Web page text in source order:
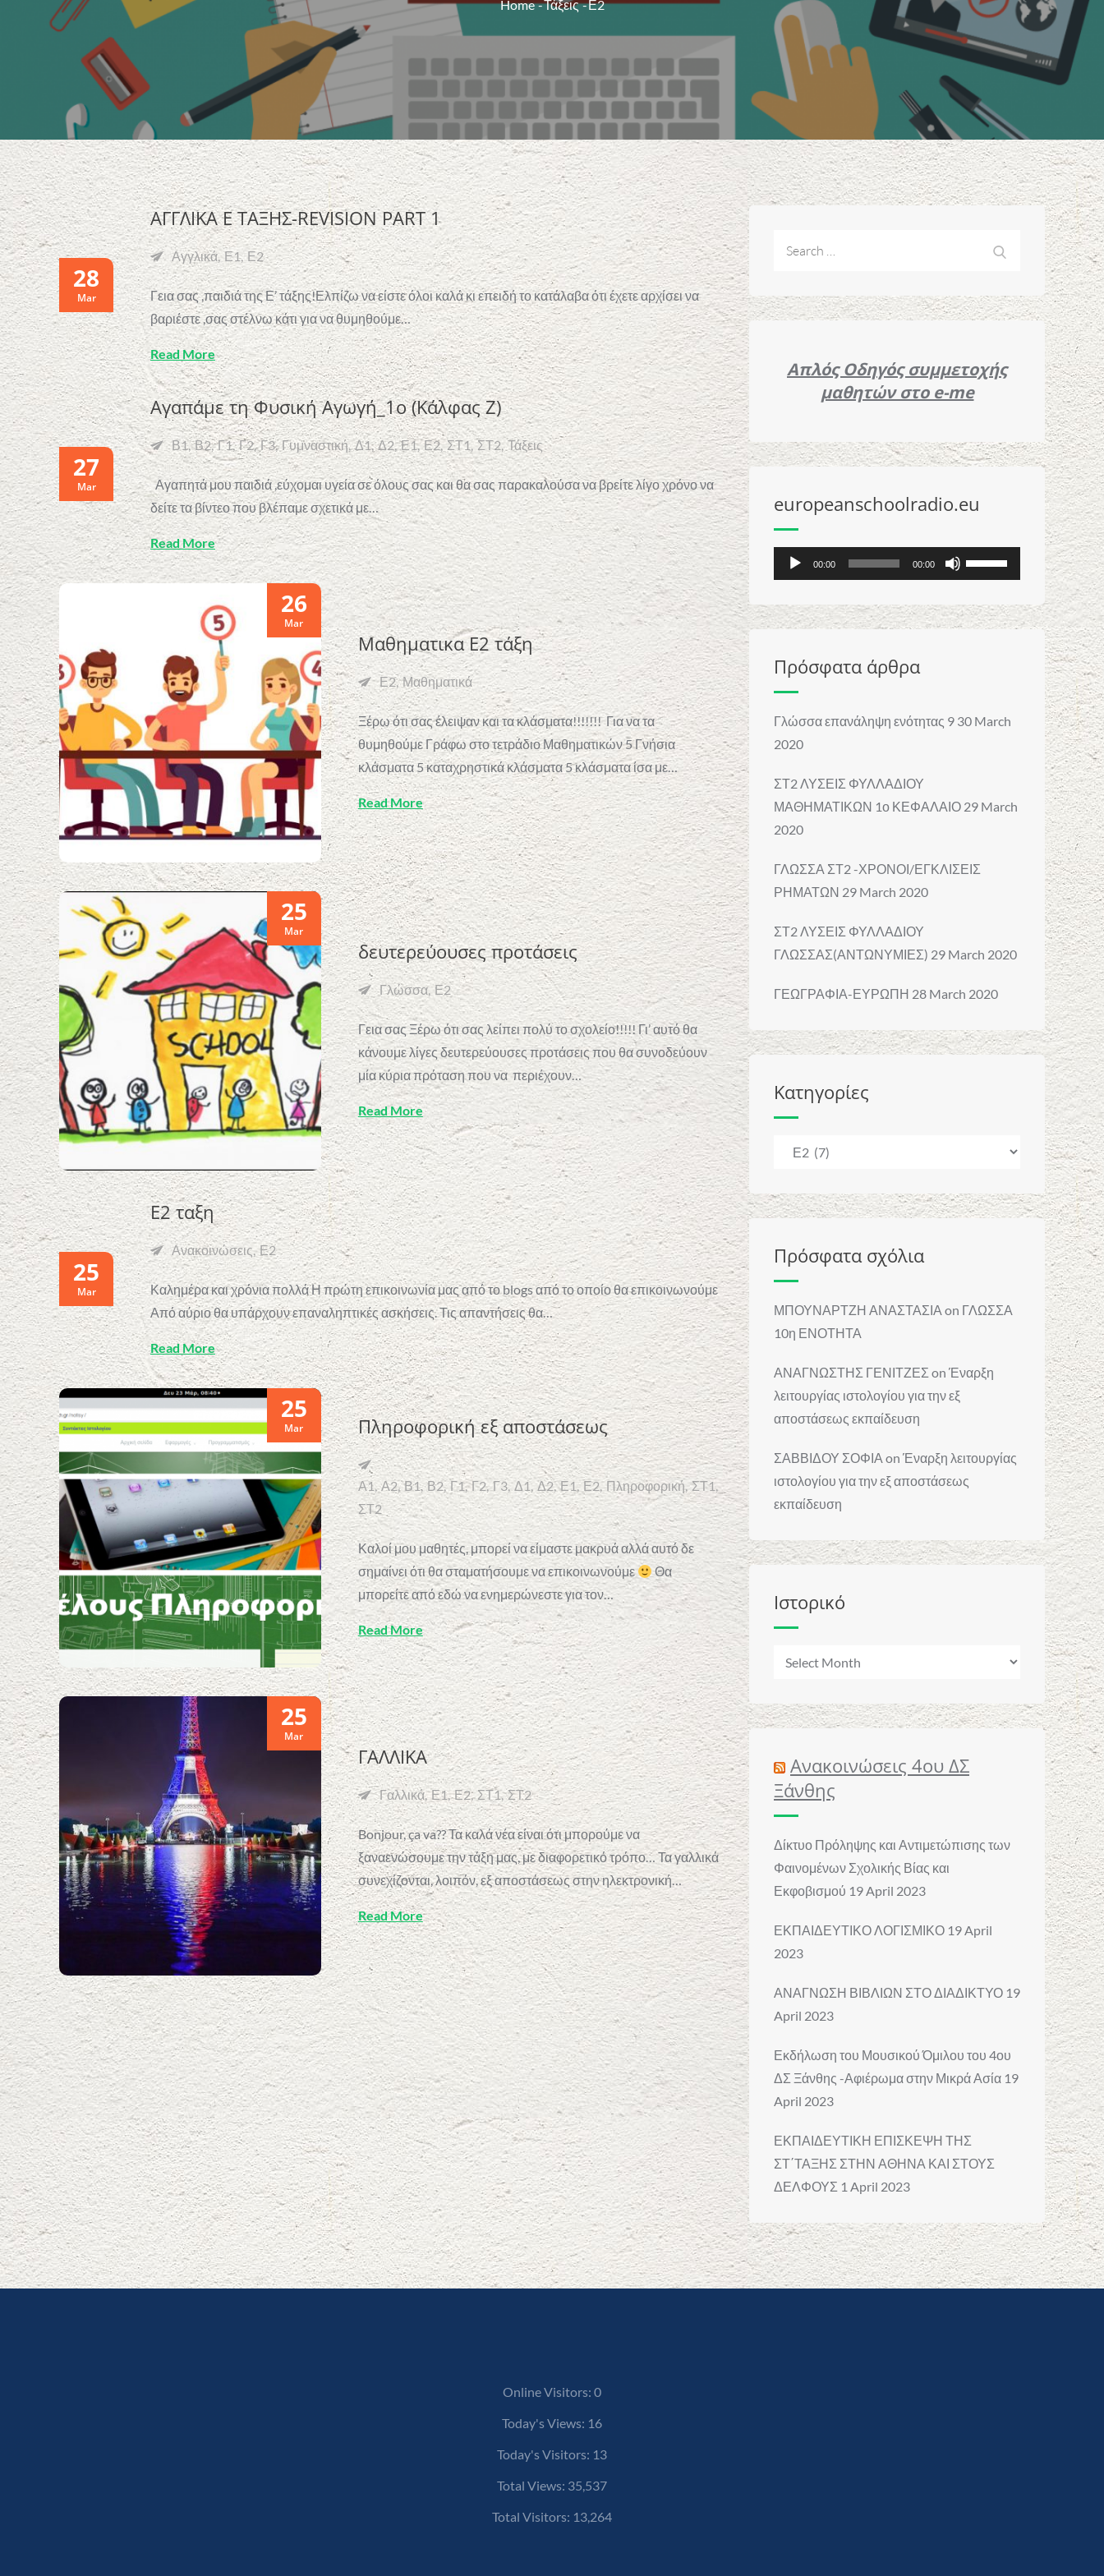
Home Τάξεις Ε2
28
Mar
ΑΓΓΛΙΚΑ Ε ΤΑΞΗΣ-REVISION PART 1
Αγγλικά Ε1 Ε2
Γεια σας ,παιδιά της Ε’ τάξης!Ελπίζω να είστε όλοι καλά κι επειδή το κατάλαβα ότι έχετε αρχίσει να
βαριέστε ,σας στέλνω κάτι για να θυμηθούμε…
Read More
27
Mar
Αγαπάμε τη Φυσική Αγωγή_1ο (Κάλφας Ζ)
Β1 Β2 Γ1 Γ2 Γ3 Γυμναστική Δ1 Δ2 Ε1 Ε2 ΣΤ1 ΣΤ2 Τάξεις
Αγαπητά μου παιδιά ,εύχομαι υγεία σε όλους σας και θα σας παρακαλούσα να βρείτε λίγο χρόνο να
δείτε τα βίντεο που βλέπαμε σχετικά με…
Read More
26
Mar
Μαθηματικα Ε2 τάξη
Ε2 Μαθηματικά
Ξέρω ότι σας έλειψαν και τα κλάσματα!!!!!!! Για να τα
θυμηθούμε Γράφω στο τετράδιο Μαθηματικών 5 Γνήσια
κλάσματα 5 καταχρηστικά κλάσματα 5 κλάσματα ίσα με…
Read More
25
Mar
δευτερεύουσες προτάσεις
Γλώσσα Ε2
Γεια σας Ξέρω ότι σας λείπει πολύ το σχολείο!!!!! Γι’ αυτό θα
κάνουμε λίγες δευτερεύουσες προτάσεις που θα συνοδεύουν
μία κύρια πρόταση που να περιέχουν…
Read More
25
Mar
Ε2 ταξη
Ανακοινώσεις Ε2
Καλημέρα και χρόνια πολλά Η πρώτη επικοινωνία μας από το blogs από το οποίο θα επικοινωνούμε
Από αύριο θα υπάρχουν επαναληπτικές ασκήσεις. Τις απαντήσεις θα…
Read More
25
Mar Πληροφορική εξ αποστάσεως
Α1 Α2 Β1 Β2 Γ1 Γ2 Γ3 Δ1 Δ2 Ε1 Ε2 Πληροφορική ΣΤ1
ΣΤ2
Καλοί μου μαθητές, μπορεί να είμαστε μακρυά αλλά αυτό δε
σημαίνει ότι θα σταματήσουμε να επικοινωνούμε
Θα
μπορείτε από εδώ να ενημερώνεστε για τον…
Read More
25
Mar
ΓΑΛΛΙΚΑ
Γαλλικά Ε1 Ε2 ΣΤ1 ΣΤ2
Bonjour, ça va?? Τα καλά νέα είναι ότι μπορούμε να
ξαναενώσουμε την τάξη μας, με διαφορετικό τρόπο… Τα γαλλικά
συνεχίζονται, λοιπόν, εξ αποστάσεως στην ηλεκτρονική…
Read More
Απλός Oδηγός συμμετοχής
μαθητών στο e-me
europeanschoolradio.eu
Audio
Player
00:00 00:00
Use
Up/Down
Arrow
keys
decrease
Πρόσφατα άρθρα
Γλώσσα επανάληψη ενότητας 9 30 March
2020
ΣΤ2 ΛΥΣΕΙΣ ΦΥΛΛΑΔΙΟΥ
ΜΑΘΗΜΑΤΙΚΩΝ 1ο ΚΕΦΑΛΑΙΟ 29 March
2020
ΓΛΩΣΣΑ ΣΤ2 -ΧΡΟΝΟΙ/ΕΓΚΛΙΣΕΙΣ
ΡΗΜΑΤΩΝ 29 March 2020
ΣΤ2 ΛΥΣΕΙΣ ΦΥΛΛΑΔΙΟΥ
ΓΛΩΣΣΑΣ(ΑΝΤΩΝΥΜΙΕΣ) 29 March 2020
ΓΕΩΓΡΑΦΙΑ-ΕΥΡΩΠΗ 28 March 2020
Κατηγορίες
Κατηγορίες
Πρόσφατα σχόλια
ΜΠΟΥΝΑΡΤΖΗ ΑΝΑΣΤΑΣΙΑ on ΓΛΩΣΣΑ
10η ΕΝΟΤΗΤΑ
ΑΝΑΓΝΩΣΤΗΣ ΓΕΝΙΤΖΕΣ on Έναρξη
λειτουργίας ιστολογίου για την εξ
αποστάσεως εκπαίδευση
ΣΑΒΒΙΔΟΥ ΣΟΦΙΑ on Έναρξη λειτουργίας
ιστολογίου για την εξ αποστάσεως
εκπαίδευση
Ιστορικό
Ιστορικό
Ανακοινώσεις 4ου ΔΣ
Ξάνθης
Δίκτυο Πρόληψης και Αντιμετώπισης των
Φαινομένων Σχολικής Βίας και
Εκφοβισμού 19 April 2023
ΕΚΠΑΙΔΕΥΤΙΚΟ ΛΟΓΙΣΜΙΚΟ 19 April
2023
ΑΝΑΓΝΩΣΗ ΒΙΒΛΙΩΝ ΣΤΟ ΔΙΑΔΙΚΤΥΟ 19
April 2023
Εκδήλωση του Μουσικού Όμιλου του 4ου
ΔΣ Ξάνθης -Αφιέρωμα στην Μικρά Ασία 19
April 2023
ΕΚΠΑΙΔΕΥΤΙΚΗ ΕΠΙΣΚΕΨΗ ΤΗΣ
ΣΤ΄ΤΑΞΗΣ ΣΤΗΝ ΑΘΗΝΑ ΚΑΙ ΣΤΟΥΣ
ΔΕΛΦΟΥΣ 1 April 2023
Online Visitors: 0
Today's Views: 16
Today's Visitors: 13
Total Views: 35,537
Total Visitors: 13,264